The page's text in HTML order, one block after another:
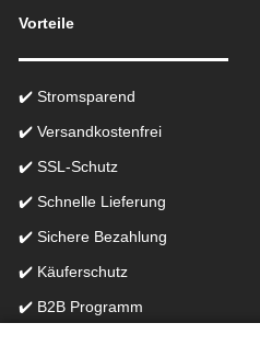
Vorteile
✔️ Stromsparend
✔️ Versandkostenfrei
✔️ SSL-Schutz
✔️ Schnelle Lieferung
✔️ Sichere Bezahlung
✔️ Käuferschutz
✔️ B2B Programm